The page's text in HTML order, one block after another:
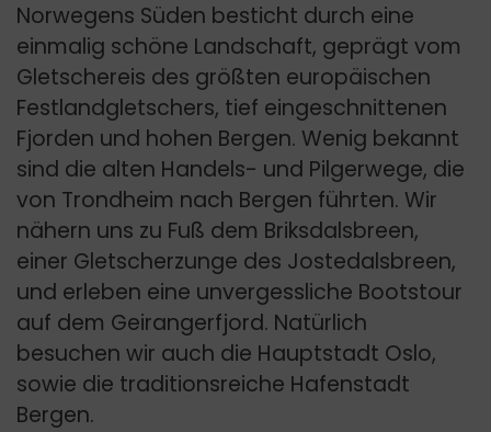
Norwegens Süden besticht durch eine
einmalig schöne Landschaft, geprägt vom
Gletschereis des größten europäischen
Festlandgletschers, tief eingeschnittenen
Fjorden und hohen Bergen. Wenig bekannt
sind die alten Handels- und Pilgerwege, die
von Trondheim nach Bergen führten. Wir
nähern uns zu Fuß dem Briksdalsbreen,
einer Gletscherzunge des Jostedalsbreen,
und erleben eine unvergessliche Bootstour
auf dem Geirangerfjord. Natürlich
besuchen wir auch die Hauptstadt Oslo,
sowie die traditionsreiche Hafenstadt
Bergen.